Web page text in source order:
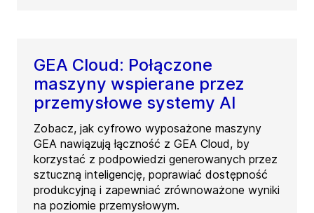
GEA Cloud: Połączone
maszyny wspierane przez
przemysłowe systemy AI
Zobacz, jak cyfrowo wyposażone maszyny
GEA nawiązują łączność z GEA Cloud, by
korzystać z podpowiedzi generowanych przez
sztuczną inteligencję, poprawiać dostępność
produkcyjną i zapewniać zrównoważone wyniki
na poziomie przemysłowym.